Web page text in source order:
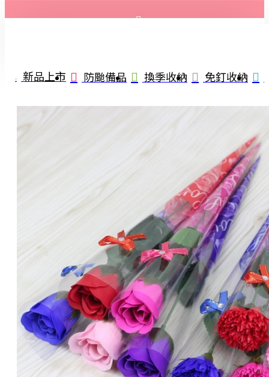
註冊
詢問
新品上市 防颱備品 換季收納 免釘收納